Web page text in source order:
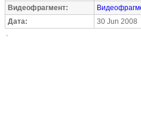
Видеофрагмент:
Дата:
30 Jun 2008